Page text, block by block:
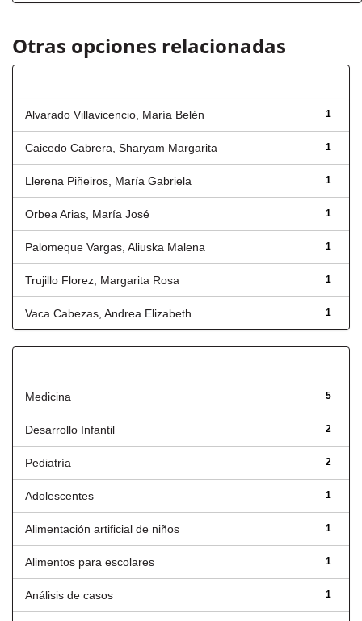
Otras opciones relacionadas
1
Alvarado Villavicencio, María Belén
1
Caicedo Cabrera, Sharyam Margarita
1
Llerena Piñeiros, María Gabriela
1
Orbea Arias, María José
1
Palomeque Vargas, Aliuska Malena
1
Trujillo Florez, Margarita Rosa
1
Vaca Cabezas, Andrea Elizabeth
5
Medicina
2
Desarrollo Infantil
2
Pediatría
1
Adolescentes
1
Alimentación artificial de niños
1
Alimentos para escolares
1
Análisis de casos